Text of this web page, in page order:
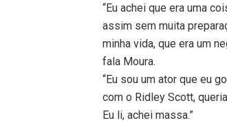
“Eu achei que era uma
assim sem muita
minha vida, que era um
fala Moura.
“Eu sou um ator que eu
com o Ridley Scott,
Eu li, achei massa.”